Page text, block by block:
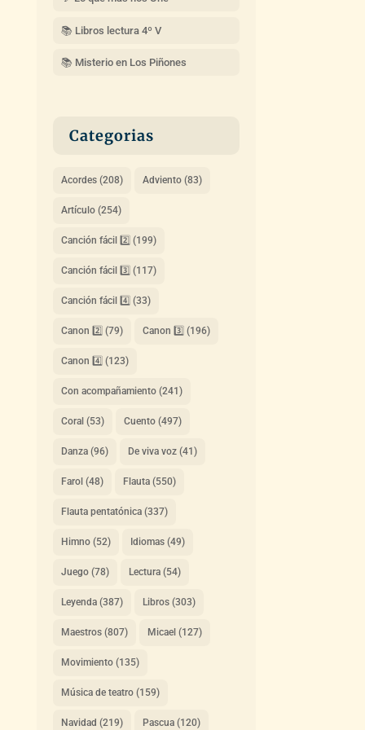
📚 Libros lectura 4º V
📚 Misterio en Los Piñones
Categorias
Acordes(208) Adviento(83)
Artículo(254)
Canción fácil 2️⃣ (199)
Canción fácil 3️⃣ (117)
Canción fácil 4️⃣ (33)
Canon 2️⃣ (79) Canon 3️⃣ (196)
Canon 4️⃣ (123)
Con acompañamiento(241)
Coral (53) Cuento(497)
Danza(96) De viva voz(41)
Farol (48) Flauta(550)
Flauta pentatónica(337)
Himno(52) Idiomas(49)
Juego(78) Lectura(54)
Leyenda(387) Libros(303)
Maestros(807) Micael (127)
Movimiento(135)
Música de teatro(159)
Navidad (219) Pascua(120)